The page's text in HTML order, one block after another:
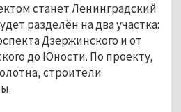
станет Ленинградский
разделён на два участка:
Дзержинского и от
до Юности. По проекту,
строители